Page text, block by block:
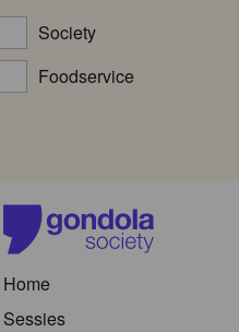
Society
Foodservice
Home
Sessies